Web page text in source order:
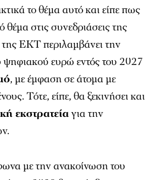
το θέμα αυτό και είπε πως
θέμα στις συνεδριάσεις της
ΕΚΤ περιλαμβάνει την
ψηφιακού ευρώ εντός του 2027
, με έμφαση σε άτομα με
Τότε, είπε, θα ξεκινήσει και
εκστρατείαγια την
με την ανακοίνωση του